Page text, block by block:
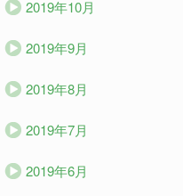
2019年10月
2019年9月
2019年8月
2019年7月
2019年6月